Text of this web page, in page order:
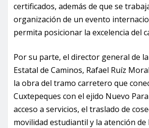
certificados, además de que se
organización de un evento
permita posicionar la excelencia del
Por su parte, el director general de
Estatal de Caminos, Rafael Ruíz
la obra del tramo carretero que
Cuxtepeques con el ejido Nuevo
acceso a servicios, el traslado de
movilidad estudiantil y la atención de